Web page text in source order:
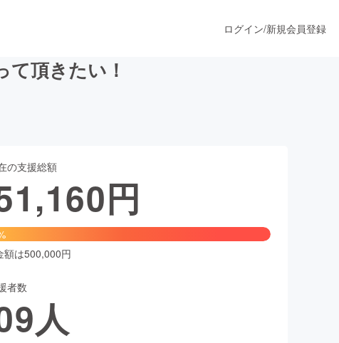
ファッション
ケア
ログイン/新規会員登録
頂きたい！
の支援総額
円
額は500,000円
者数
人